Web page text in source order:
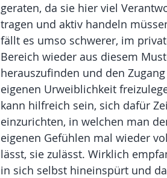
geraten, da sie hier viel
tragen und aktiv handeln
fällt es umso schwerer, im
Bereich wieder aus diesem
herauszufinden und den
eigenen Urweiblichkeit
kann hilfreich sein, sich dafür
einzurichten, in welchen man
eigenen Gefühlen mal wieder
lässt, sie zulässt. Wirklich
in sich selbst hineinspürt und